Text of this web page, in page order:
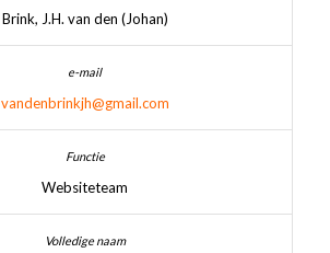
Brink, J.H. van den (Johan)
vandenbrinkjh@gmail.com
Websiteteam